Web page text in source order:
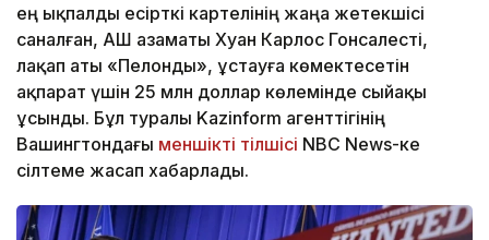
ең ықпалды есірткі картелінің жаңа жетекшісі
саналған, АҚШ азаматы Хуан Карлос Гонсалесті,
лақап аты «Пелонды», ұстауға көмектесетін
ақпарат үшін 25 млн доллар көлемінде сыйақы
ұсынды. Бұл туралы Kazinform агенттігінің
Вашингтондағы меншікті тілшісі NBC News-ке
сілтеме жасап хабарлады.